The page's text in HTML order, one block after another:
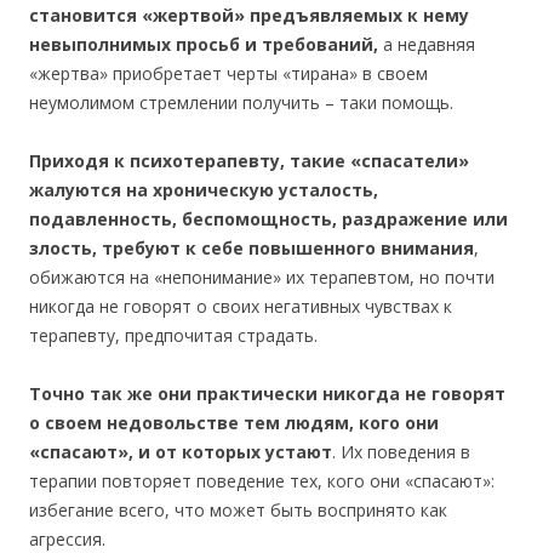
становится «жертвой» предъявляемых к нему
невыполнимых просьб и требований, а недавняя
«жертва» приобретает черты «тирана» в своем
неумолимом стремлении получить – таки помощь.
Приходя к психотерапевту, такие «спасатели»
жалуются на хроническую усталость,
подавленность, беспомощность, раздражение или
злость, требуют к себе повышенного внимания,
обижаются на «непонимание» их терапевтом, но почти
никогда не говорят о своих негативных чувствах к
терапевту, предпочитая страдать.
Точно так же они практически никогда не говорят
о своем недовольстве тем людям, кого они
«спасают», и от которых устают. Их поведения в
терапии повторяет поведение тех, кого они «спасают»:
избегание всего, что может быть воспринято как
агрессия.